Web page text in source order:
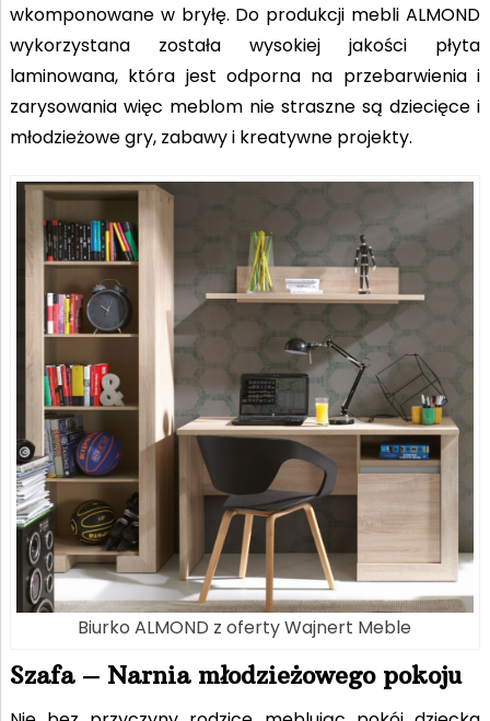
wkomponowane w bryłę. Do produkcji mebli ALMOND
wykorzystana została wysokiej jakości płyta
laminowana, która jest odporna na przebarwienia i
zarysowania więc meblom nie straszne są dziecięce i
młodzieżowe gry, zabawy i kreatywne projekty.
Biurko ALMOND z oferty Wajnert Meble
Szafa – Narnia młodzieżowego pokoju